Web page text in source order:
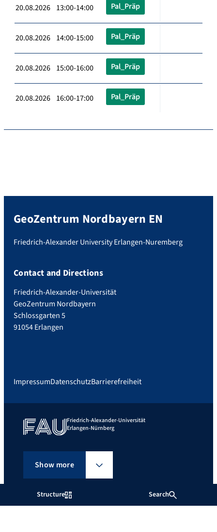
Structure Search
20.08.2026 13:00-14:00 Pal_Präp
20.08.2026 14:00-15:00 Pal_Präp
20.08.2026 15:00-16:00 Pal_Präp
20.08.2026 16:00-17:00 Pal_Präp
GeoZentrum Nordbayern EN
Friedrich-Alexander University Erlangen-Nuremberg
Contact and Directions
Friedrich-Alexander-Universität
GeoZentrum Nordbayern
Schlossgarten 5
91054 Erlangen
ImpressumDatenschutzBarrierefreiheit
Friedrich-Alexander-Universität
Erlangen-Nürnberg
Show more